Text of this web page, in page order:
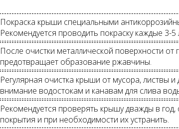
Покраска крыши специальными
Рекомендуется проводить покраску каждые 3-
После очистки металлической поверхности
предотвращает образование ржавчины.
Регулярная очистка крыши от мусора, листвы
внимание водостокам и канавам для слива
Рекомендуется проверять крышу дважды в
покрытия и при необходимости их устранить.